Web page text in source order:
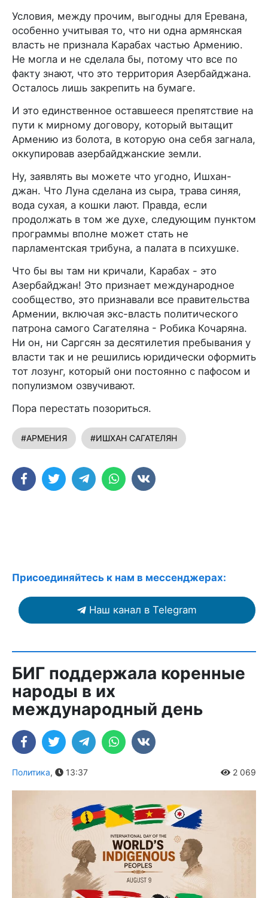
Условия, между прочим, выгодны для Еревана,
особенно учитывая то, что ни одна армянская
власть не признала Карабах частью Армению.
Не могла и не сделала бы, потому что все по
факту знают, что это территория Азербайджана.
Осталось лишь закрепить на бумаге.
И это единственное оставшееся препятствие на
пути к мирному договору, который вытащит
Армению из болота, в которую она себя загнала,
оккупировав азербайджанские земли.
Ну, заявлять вы можете что угодно, Ишхан-
джан. Что Луна сделана из сыра, трава синяя,
вода сухая, а кошки лают. Правда, если
продолжать в том же духе, следующим пунктом
программы вполне может стать не
парламентская трибуна, а палата в психушке.
Что бы вы там ни кричали, Карабах - это
Азербайджан! Это признает международное
сообщество, это признавали все правительства
Армении, включая экс-власть политического
патрона самого Сагателяна - Робика Кочаряна.
Ни он, ни Саргсян за десятилетия пребывания у
власти так и не решились юридически оформить
тот лозунг, который они постоянно с пафосом и
популизмом озвучивают.
Пора перестать позориться.
#АРМЕНИЯ #ИШХАН САГАТЕЛЯН
Присоединяйтесь к нам в мессенджерах:
Наш канал в Telegram
БИГ поддержала коренные
народы в их
международный день
Политика, 13:37 2 069